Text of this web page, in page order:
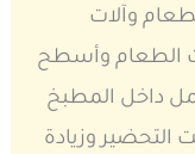
وآلات
الطعام وأسطح
داخل المطبخ
وزيادة